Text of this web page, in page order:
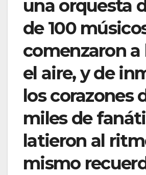
una orquesta
de 100
comenzaron a
el aire, y de
los corazones
miles de
latieron al
mismo